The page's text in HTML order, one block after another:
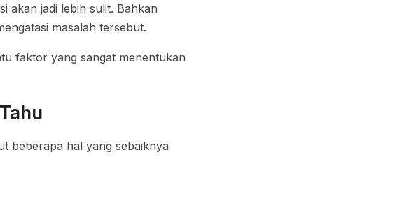
akan jadi lebih sulit. Bahkan
masalah tersebut.
faktor yang sangat menentukan
beberapa hal yang sebaiknya